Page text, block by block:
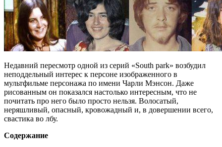
Недавний пересмотр одной из серий «South park» возбудил
неподдельный интерес к персоне изображенного в
мультфильме персонажа по имени Чарли Мэнсон. Даже
рисованным он показался настолько интересным, что не
почитать про него было просто нельзя. Волосатый,
неряшливый, опасный, кровожадный и, в довершении всего,
свастика во лбу.
Содержание